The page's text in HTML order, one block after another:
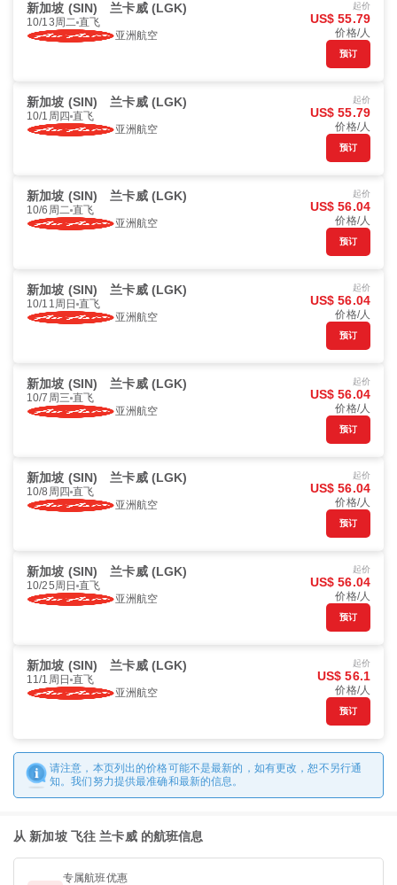
新加坡 (SIN) 兰卡威 (LGK)
10/13周二 直飞
亚洲航空
起价
US$ 55.79
价格/人
预订
新加坡 (SIN) 兰卡威 (LGK)
10/1周四 直飞
亚洲航空
起价
US$ 55.79
价格/人
预订
新加坡 (SIN) 兰卡威 (LGK)
10/6周二 直飞
亚洲航空
起价
US$ 56.04
价格/人
预订
新加坡 (SIN) 兰卡威 (LGK)
10/11周日 直飞
亚洲航空
起价
US$ 56.04
价格/人
预订
新加坡 (SIN) 兰卡威 (LGK)
10/7周三 直飞
亚洲航空
起价
US$ 56.04
价格/人
预订
新加坡 (SIN) 兰卡威 (LGK)
10/8周四 直飞
亚洲航空
起价
US$ 56.04
价格/人
预订
新加坡 (SIN) 兰卡威 (LGK)
10/25周日 直飞
亚洲航空
起价
US$ 56.04
价格/人
预订
新加坡 (SIN) 兰卡威 (LGK)
11/1周日 直飞
亚洲航空
起价
US$ 56.1
价格/人
预订
请注意，本页列出的价格可能不是最新的，如有更改，恕不另行通
知。我们努力提供最准确和最新的信息。
从 新加坡 飞往 兰卡威 的航班信息
专属航班优惠